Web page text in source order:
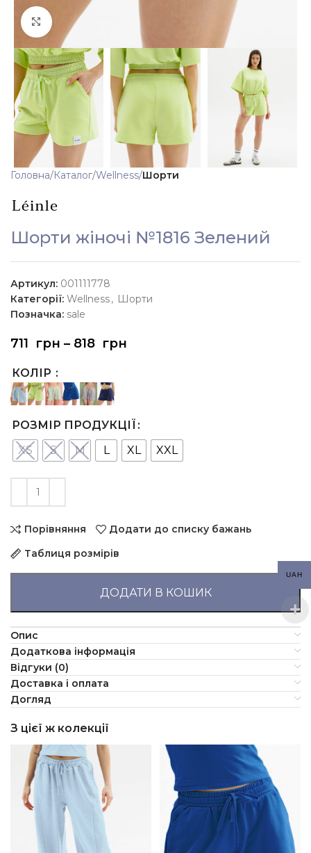
Клацніть, щоб збільшити
Головна Каталог Wellness Шорти
Шорти жіночі №1816 Зелений
Артикул: 001111778
Категорії: Wellness, Шорти
Позначка: sale
711 грн – 818 грн
КОЛІР
РОЗМІР ПРОДУКЦІЇ
XS
S M L XL XXL
Порівняння
Додати до списку бажань
Таблиця розмірів
ДОДАТИ В КОШИК
Опис
Додаткова інформація
Відгуки (0)
Доставка і оплата
Догляд
З цієї ж колекції
UAH